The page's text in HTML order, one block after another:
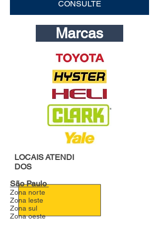
CONSULTE
Marcas
LOCAISATENDI
DOS
São Paulo
Zona norte
Zona leste
Zona sul
Zona oeste